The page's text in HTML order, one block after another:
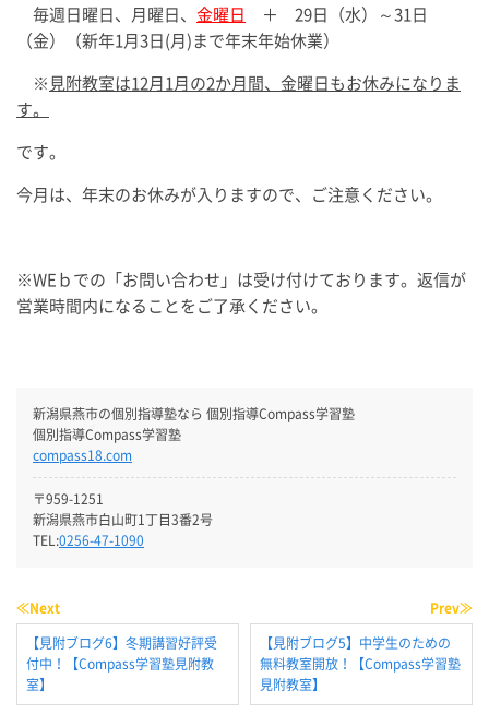
毎週日曜日、月曜日、 金曜日 ＋ 29日（水）～31日
（金）（新年1月3日(月)まで年末年始休業）
※見附教室は12月1月の2か月間、金曜日もお休みになりま
す。
です。
今月は、年末のお休みが入りますので、ご注意ください。
※WEｂでの「お問い合わせ」は受け付けております。返信が
営業時間内になることをご了承ください。
新潟県燕市の個別指導塾なら 個別指導Compass学習塾
個別指導Compass学習塾
compass18.com
〒959-1251
新潟県燕市白山町1丁目3番2号
TEL:0256-47-1090
≪Next
【見附ブログ6】冬期講習好評受
付中！【Compass学習塾見附教
室】
Prev≫
【見附ブログ5】中学生のための
無料教室開放！【Compass学習塾
見附教室】